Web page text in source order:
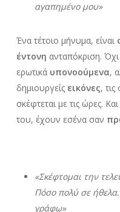
αγαπημένο μου»
Ένα τέτοιο μήνυμα, είναι
έντονη ανταπόκριση.
ερωτικά υπονοούμενα,
δημιουργείς εικόνες,
σκέφτεται με τις ώρες.
του, έχουν εσένα σαν
«Σκέφτομαι την
Πόσο πολύ σε
γράφω»